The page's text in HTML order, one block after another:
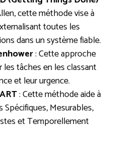
cette méthode vise à
toutes les
dans un système fiable.
: Cette approche
tâches en les classant
et leur urgence.
: Cette méthode aide à
Mesurables,
et Temporellement